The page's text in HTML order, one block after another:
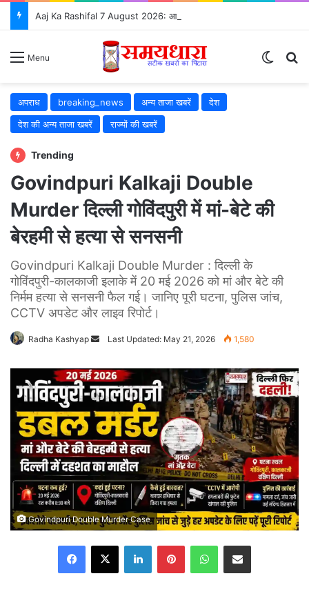
Menu
अपराध breaking_news अन्य ताजा खबरें
देश
देश की अन्य ताजा खबरें
राज्यों की खबरें
Trending
Govindpuri Kalkaji Double
Murder दिल्ली गोविंदपुरी में मां-बेटे की
बेरहमी से हत्या से सनसनी
Govindpuri Kalkaji Double Murder : दिल्ली के
गोविंदपुरी-कालकाजी इलाके में 20 मई 2026 को मां और बेटे की
निर्मम हत्या से सनसनी फैल गई। जानिए पूरी घटना, पुलिस जांच,
CCTV अपडेट और लाइव रिपोर्ट।
Radha Kashyap
Send
email
Last Updated: May 21, 2026 1,580
Govindpuri Double Murder Case
Facebook
X LinkedInPinterestWhatsAppShare via Email